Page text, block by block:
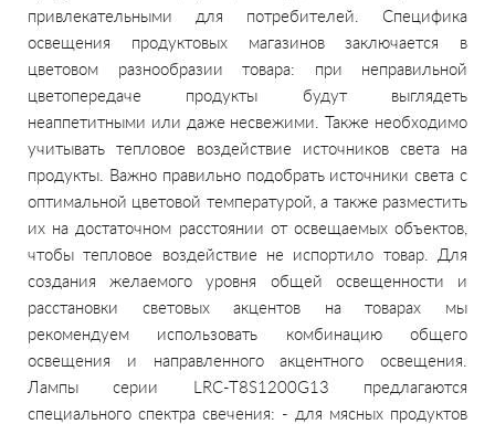
привлекательными для потребителей. Специфика
освещения продуктовых магазинов заключается в
цветовом разнообразии товара: при неправильной
цветопередаче продукты будут выглядеть
неаппетитными или даже несвежими. Также необходимо
учитывать тепловое воздействие источников света на
продукты. Важно правильно подобрать источники света с
оптимальной цветовой температурой, а также разместить
их на достаточном расстоянии от освещаемых объектов,
чтобы тепловое воздействие не испортило товар. Для
создания желаемого уровня общей освещенности и
расстановки световых акцентов на товарах мы
рекомендуем использовать комбинацию общего
освещения и направленного акцентного освещения.
Лампы серии LRC-T8S1200G13 предлагаются
специального спектра свечения: - для мясных продуктов